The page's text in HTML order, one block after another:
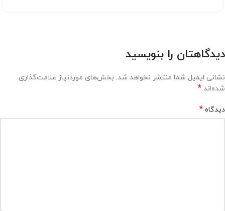
دیدگاهتان را بنویسید
نشانی ایمیل شما منتشر نخواهد شد. بخش‌های موردنیاز علامت‌گذاری
شده‌اند *
دیدگاه *